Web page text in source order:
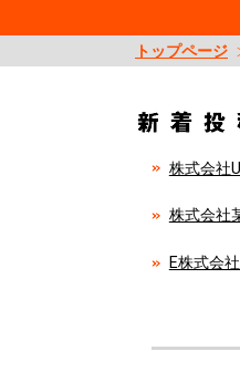
トップページ
株式会社
株式会社
E株式会